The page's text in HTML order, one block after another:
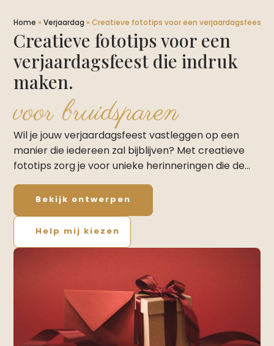
Home »Verjaardag »Creatieve fototips voor een verjaardagsfeest
Creatieve fototips voor een
verjaardagsfeest die indruk
maken.​
voor bruidsparen
Wil je jouw verjaardagsfeest vastleggen op een
manier die iedereen zal bijblijven? Met creatieve
fototips zorg je voor unieke herinneringen die de…
Bekijk ontwerpen
Help mij kiezen